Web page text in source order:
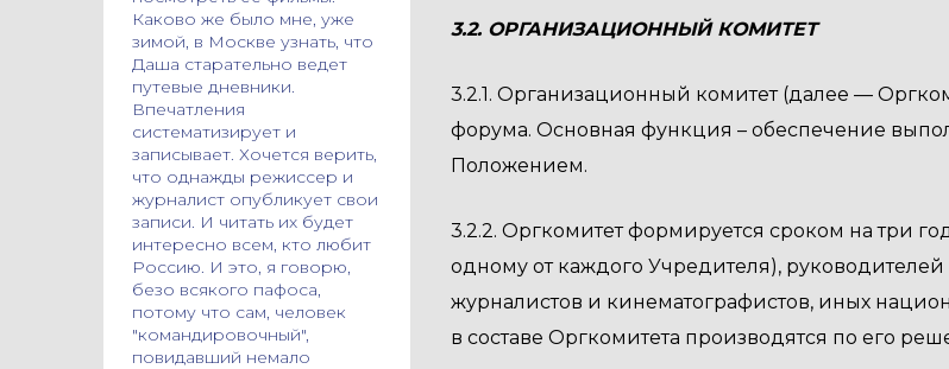
3.2. ОРГАНИЗАЦИОННЫЙ КОМИТЕТ
3.2.1. Организационный комитет (далее —
форума. Основная функция – обеспечение
Положением.
3.2.2. Оргкомитет формируется сроком на три
одному от каждого Учредителя),
журналистов и кинематографистов, иных
в составе Оргкомитета производятся по его
Каково же было мне, уже
зимой, в Москве узнать, что
Даша старательно ведет
путевые дневники.
Впечатления
систематизирует и
записывает. Хочется верить,
что однажды режиссер и
журналист опубликует свои
записи. И читать их будет
интересно всем, кто любит
Россию. И это, я говорю,
безо всякого пафоса,
потому что сам, человек
"командировочный",
повидавший немало